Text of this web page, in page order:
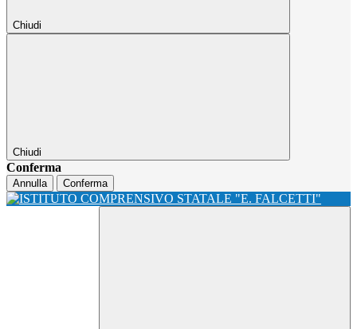
Chiudi
Chiudi
Conferma
Annulla Conferma